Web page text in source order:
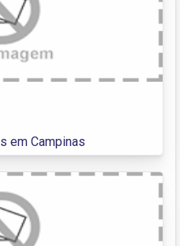
em Campinas